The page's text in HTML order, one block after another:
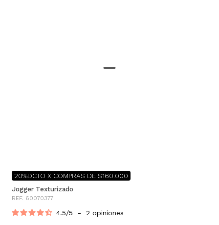
20%DCTO X COMPRAS DE $160.000
Jogger Texturizado
REF. 60070377
4.5/5 - 2 opiniones